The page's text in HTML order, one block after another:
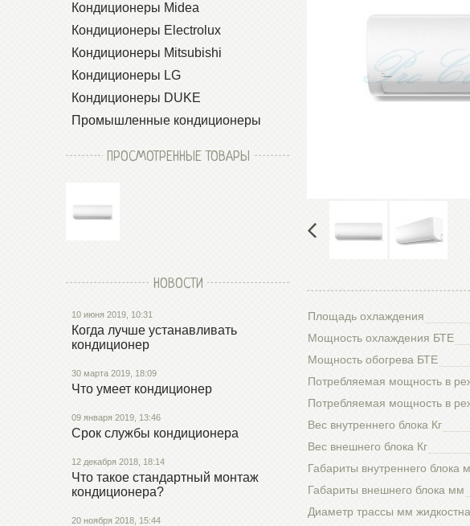
Кондиционеры Midea
Кондиционеры Electrolux
Кондиционеры Mitsubishi
Кондиционеры LG
Кондиционеры DUKE
Промышленные кондиционеры
Площадь охлаждения
Мощность охлаждения БТЕ
Мощность обогрева БТЕ
Потребляемая мощность в
Потребляемая мощность в
Вес внутреннего блока Кг
Вес внешнего блока Кг
Габариты внутреннего блока
Габариты внешнего блока мм
Диаметр трассы мм
ПРОСМОТРЕННЫЕ ТОВАРЫ
НОВОСТИ
10 июня 2019, 10:31
Когда лучше устанавливать
кондиционер
30 марта 2019, 18:09
Что умеет кондиционер
09 января 2019, 13:46
Срок службы кондиционера
12 декабря 2018, 18:14
Что такое стандартный монтаж
кондиционера?
20 ноября 2018, 15:44